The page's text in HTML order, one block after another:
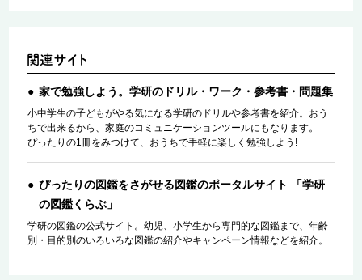
家で勉強しよう。学研のドリル・ワーク・参考書・問題集
小中学生の子どもがやる気になる学研のドリルや参考書を紹介。おう
ちで出来るから、家庭のコミュニケーションツールにもなります。
ぴったりの1冊をみつけて、おうちで手軽に楽しく勉強しよう!
ぴったりの図鑑をさがせる図鑑のポータルサイト 「学研
の図鑑くらぶ」
学研の図鑑の公式サイト。幼児、小学生から専門的な図鑑まで、年齢
別・目的別のいろいろな図鑑の紹介やキャンペーン情報などを紹介。